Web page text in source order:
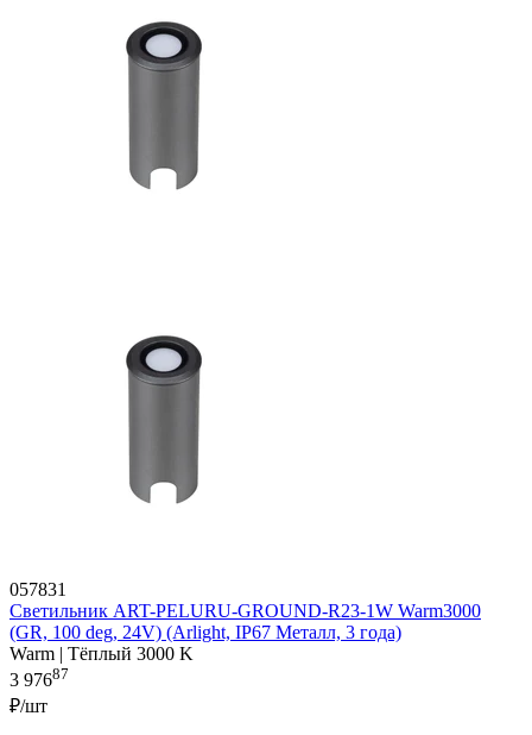
057831
Светильник ART-PELURU-GROUND-R23-1W Warm3000
(GR, 100 deg, 24V) (Arlight, IP67 Металл, 3 года)
Warm | Тёплый 3000 K
3 97687
₽/шт